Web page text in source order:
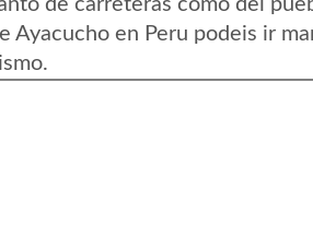
de carreteras como del
Ayacucho en Peru podeis ir